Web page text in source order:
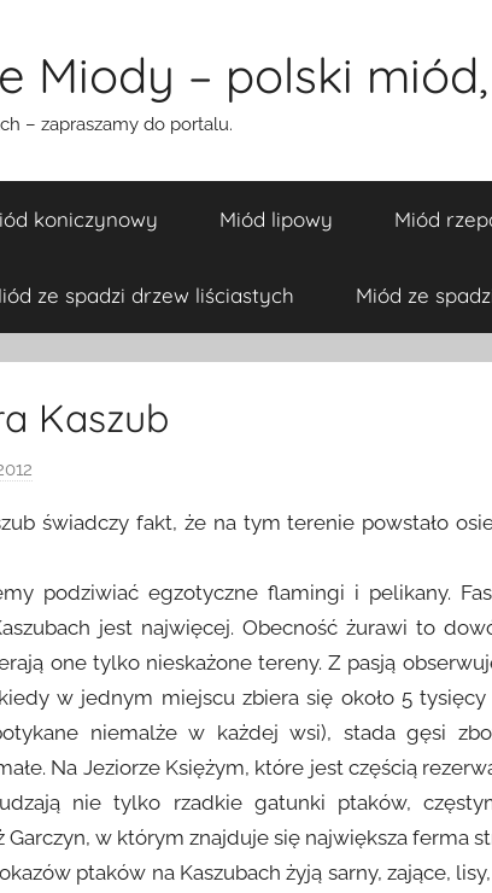
Miody – polski
– zapraszamy do portalu.
koniczynowy Miód lipowy Miód
ze spadzi drzew liściastych Miód ze
Kaszub
z
z
a
d
m
świadczy fakt, że na tym terenie powstało
podziwiać egzotyczne flamingi i pelikany.
jest najwięcej. Obecność żurawi to
one tylko nieskażone tereny. Z pasją
w jednym miejscu zbiera się około 5
niemalże w każdej wsi), stada gęsi
Na Jeziorze Księżym, które jest częścią
nie tylko rzadkie gatunki ptaków,
w którym znajduje się największa ferma
ptaków na Kaszubach żyją sarny, zające,